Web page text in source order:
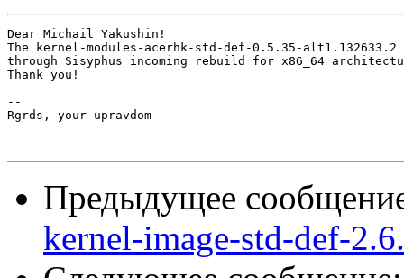
Dear Michail Yakushin!
The kernel-modules-acerhk-std-def-0.5.35-alt1.132633.2
through Sisyphus incoming rebuild for x86_64
Thank you!
--
Rgrds, your upravdom
Предыдущее
kernel-image-std-def-